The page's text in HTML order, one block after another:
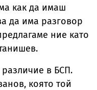
как да имаш
да има разговор
ние като
в БСП.
която той